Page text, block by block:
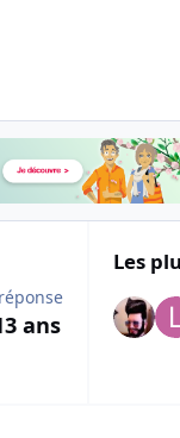
ans
Les
overview